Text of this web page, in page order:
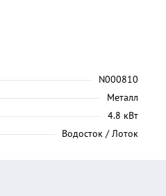
N000810
Металл
4.8 кВт
Водосток / Лоток